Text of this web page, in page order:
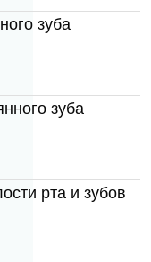
зуба
зуба
рта и зубов
время